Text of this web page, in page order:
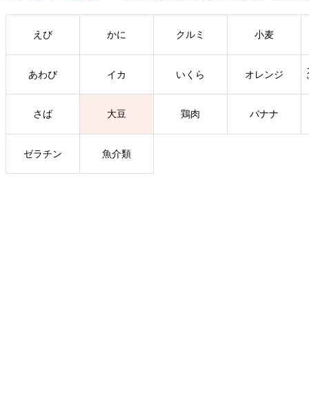
えび かに クルミ 小麦
あわび イカ いくら オレンジ
さば 大豆 鶏肉 バナナ
ゼラチン 魚介類